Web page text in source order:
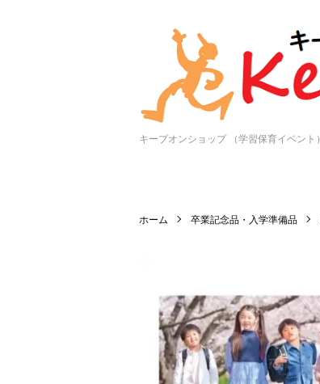
キープオンショップ （学習保育イベント）
ホーム 卒業記念品・入学準備品